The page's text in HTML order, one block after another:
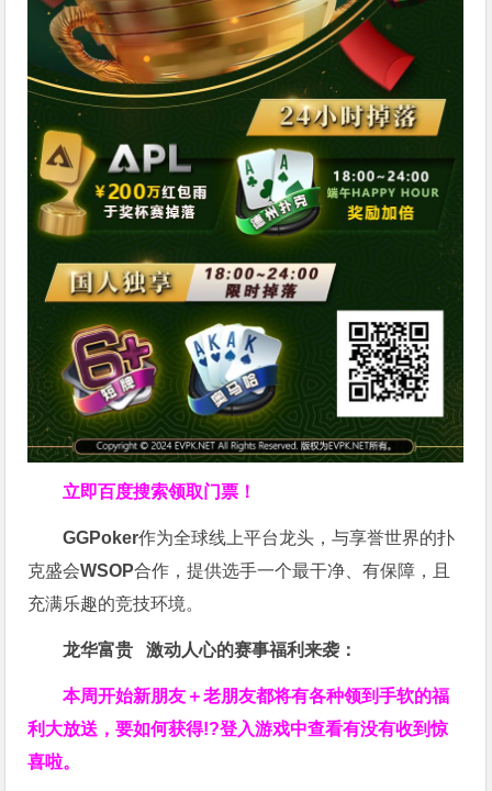
立即百度搜索领取门票！
GGPoker作为全球线上平台龙头，与享誉世界的扑
克盛会WSOP合作，提供选手一个最干净、有保障，且
充满乐趣的竞技环境。
龙华富贵 激动人心的赛事福利来袭：
本周开始新朋友＋老朋友都将有各种领到手软的福
利大放送，要如何获得!?登入游戏中查看有没有收到惊
喜啦。